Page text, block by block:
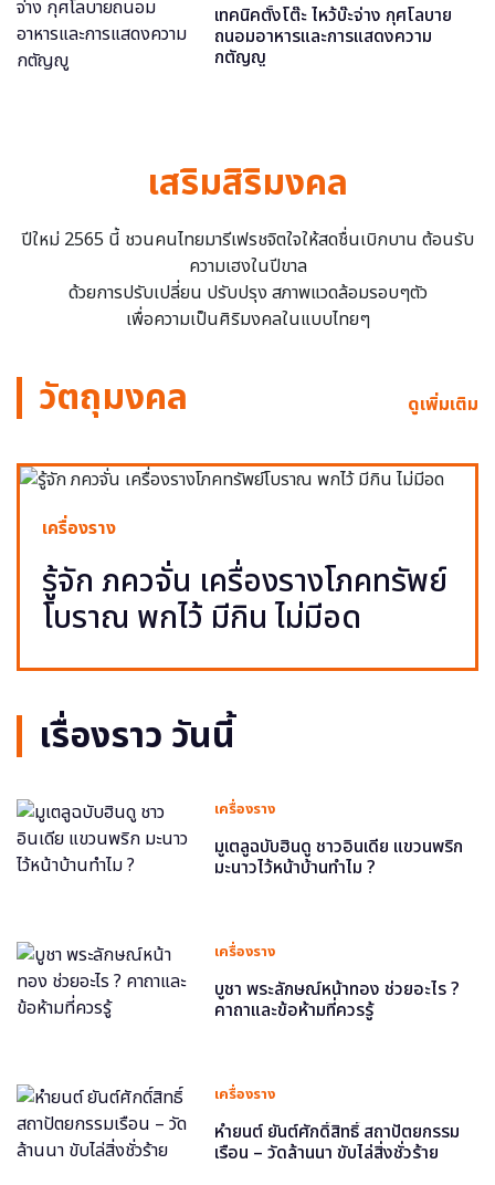
เทคนิคตั้งโต๊ะ ไหว้บ๊ะจ่าง กุศโลบาย
ถนอมอาหารและการแสดงความ
กตัญญู
เสริมสิริมงคล
ปีใหม่ 2565 นี้ ชวนคนไทยมารีเฟรชจิตใจให้สดชื่นเบิกบาน ต้อนรับ
ความเฮงในปีขาล
ด้วยการปรับเปลี่ยน ปรับปรุง สภาพแวดล้อมรอบๆตัว
เพื่อความเป็นศิริมงคลในแบบไทยๆ
วัตถุมงคล ดูเพิ่มเติม
เครื่องราง
รู้จัก ภควจั่น เครื่องรางโภคทรัพย์
โบราณ พกไว้ มีกิน ไม่มีอด
เรื่องราว วันนี้
เครื่องราง
มูเตลูฉบับฮินดู ชาวอินเดีย แขวนพริก
มะนาวไว้หน้าบ้านทำไม ?
เครื่องราง
บูชา พระลักษณ์หน้าทอง ช่วยอะไร ?
คาถาและข้อห้ามที่ควรรู้
เครื่องราง
หำยนต์ ยันต์ศักดิ์สิทธิ์ สถาปัตยกรรม
เรือน – วัดล้านนา ขับไล่สิ่งชั่วร้าย